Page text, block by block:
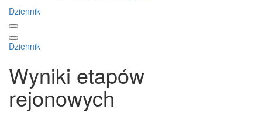
Dziennik
Dziennik
Wyniki etapów
rejonowych